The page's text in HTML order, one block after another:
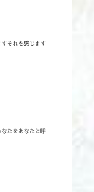
それを感じます
たをあなたと呼